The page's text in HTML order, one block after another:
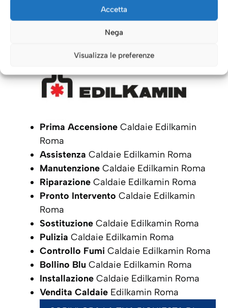
Accetta
Nega
Visualizza le preferenze
Caldaie Roma: i nostri servizi
per le CaldaieEdilkamin
Prima Accensione Caldaie Edilkamin
Roma
Assistenza Caldaie Edilkamin Roma
Manutenzione Caldaie Edilkamin Roma
Riparazione Caldaie Edilkamin Roma
Pronto Intervento Caldaie Edilkamin
Roma
Sostituzione Caldaie Edilkamin Roma
Pulizia Caldaie Edilkamin Roma
Controllo Fumi Caldaie Edilkamin Roma
Bollino Blu Caldaie Edilkamin Roma
Installazione Caldaie Edilkamin Roma
Vendita Caldaie Edilkamin Roma